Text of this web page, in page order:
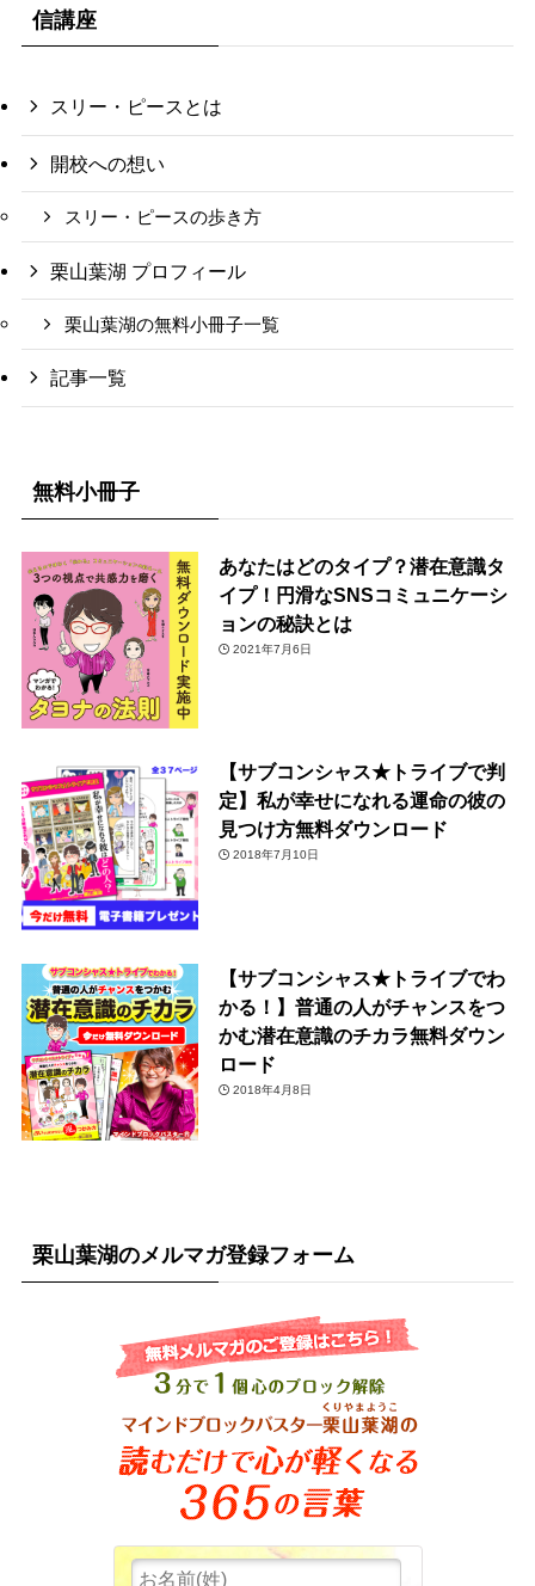
信講座
スリー・ピースとは
開校への想い
スリー・ピースの歩き方
栗山葉湖 プロフィール
栗山葉湖の無料小冊子一覧
記事一覧
無料小冊子
あなたはどのタイプ？潜在意識タ
イプ！円滑なSNSコミュニケーシ
ョンの秘訣とは
2021年7月6日
【サブコンシャス★トライブで判
定】私が幸せになれる運命の彼の
見つけ方無料ダウンロード
2018年7月10日
【サブコンシャス★トライブでわ
かる！】普通の人がチャンスをつ
かむ潜在意識のチカラ無料ダウン
ロード
2018年4月8日
栗山葉湖のメルマガ登録フォーム